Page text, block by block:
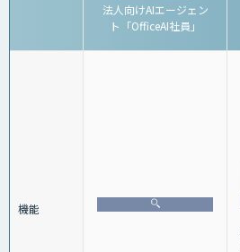
法人向けAIエージェン
ト「OfficeAI社員」
機能